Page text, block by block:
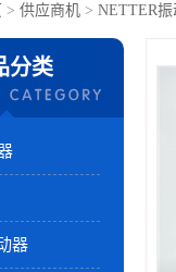
> 供应商机 > NETTER振
分类
器